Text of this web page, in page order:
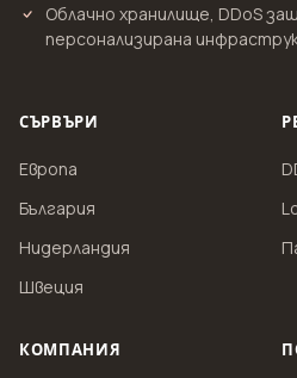
Облачно хранилище, DDoS
персонализирана
СЪРВЪРИ
Европа
България
Нидерландия
Швеция
КОМПАНИЯ